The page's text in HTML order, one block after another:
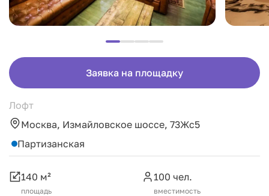
Заявка на площадку
Лофт
Москва, Измайловское шоссе, 73Жс5
Партизанская
140 м²
площадь
100 чел.
вместимость